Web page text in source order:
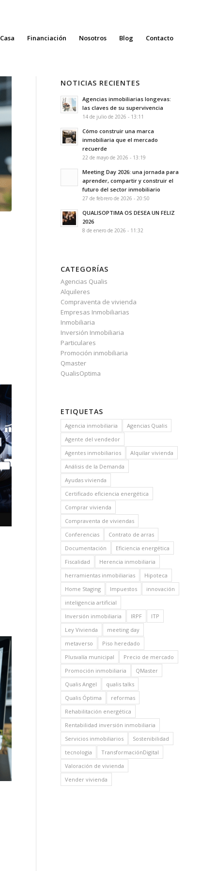
Financiación Nosotros Blog Contacto
NOTICIAS RECIENTES
Agencias inmobiliarias longevas:
las claves de su supervivencia
14 de julio de 2026 - 13:11
Cómo construir una marca
inmobiliaria que el mercado
recuerde
22 de mayo de 2026 - 13:19
Meeting Day 2026: una jornada para
aprender, compartir y construir el
futuro del sector inmobiliario
27 de febrero de 2026 - 20:50
QUALISOPTIMA OS DESEA UN FELIZ
2026
8 de enero de 2026 - 11:32
CATEGORÍAS
Agencias Qualis
Alquileres
Compraventa de vivienda
Empresas Inmobiliarias
Inmobiliaria
Inversión Inmobiliaria
Particulares
Promoción inmobiliaria
Qmaster
QualisOptima
ETIQUETAS
Agencia inmobiliaria
Agencias Qualis
Agente del vendedor
Agentes inmobiliarios
Alquilar vivienda
Análisis de la Demanda
Ayudas vivienda
Certificado eficiencia energética
Comprar vivienda
Compraventa de viviendas
Conferencias
Contrato de arras
Documentación
Eficiencia energética
Fiscalidad
Herencia inmobiliaria
herramientas inmobiliarias
Hipoteca
Home Staging
Impuestos
innovación
inteligencia artificial
Inversión inmobiliaria
IRPF
ITP
Ley Vivienda
meeting day
metaverso
Piso heredado
Plusvalía municipal
Precio de mercado
Promoción inmobiliaria
QMaster
Qualis Angel
qualis talks
Qualis Óptima
reformas
Rehabilitación energética
Rentabilidad inversión inmobiliaria
Servicios inmobiliarios
Sostenibilidad
tecnologia
TransformaciónDigital
Valoración de vivienda
Vender vivienda